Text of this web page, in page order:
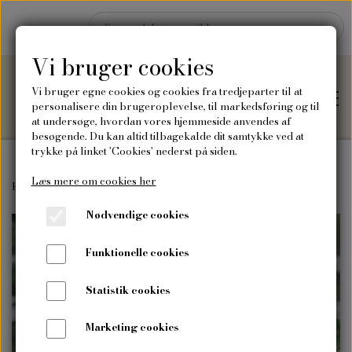
Hjem
Blog
Om mig
Forside Frø Blomsterfrø
Vi bruger cookies
Vi bruger egne cookies og cookies fra tredjeparter til at
personalisere din brugeroplevelse, til markedsføring og til
at undersøge, hvordan vores hjemmeside anvendes af
besøgende. Du kan altid tilbagekalde dit samtykke ved at
trykke på linket 'Cookies' nederst på siden.
Læs mere om cookies her
Nødvendige cookies
Funktionelle cookies
Statistik cookies
Marketing cookies